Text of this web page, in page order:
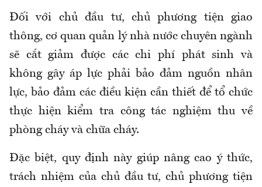
Đối với chủ đầu tư, chủ phương tiện giao
thông, cơ quan quản lý nhà nước chuyên ngành
sẽ cắt giảm được các chi phí phát sinh và
không gây áp lực phải bảo đảm nguồn nhân
lực, bảo đảm các điều kiện cần thiết để tổ chức
thực hiện kiểm tra công tác nghiệm thu về
phòng cháy và chữa cháy.
Đặc biệt, quy định này giúp nâng cao ý thức,
trách nhiệm của chủ đầu tư, chủ phương tiện